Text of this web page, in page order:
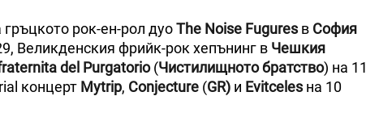
рок-ен-рол дуоThe Noise Fugures в София
Великденския фрийк-рок хепънинг в Чешкия
del Purgatorio(Чистилищното братство) на 11
концерт Mytrip, Conjecture (GR) и Evitceles на 10